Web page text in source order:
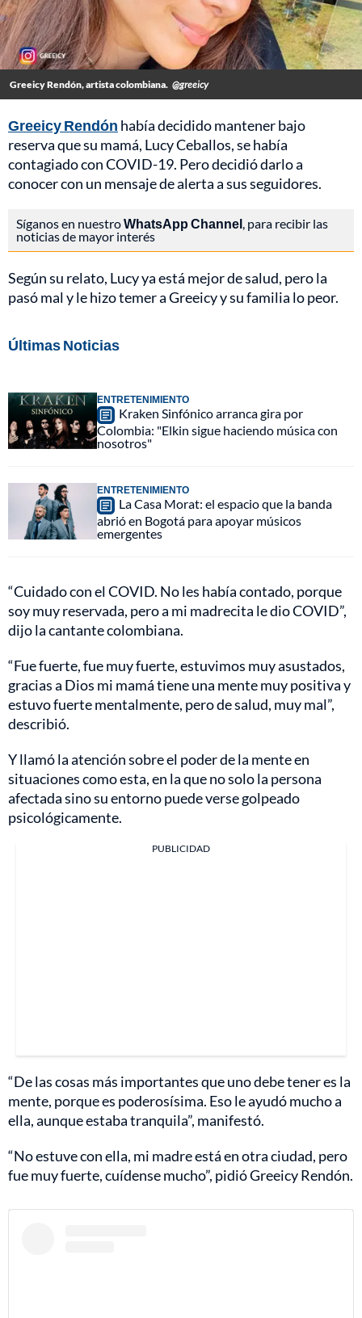
Greeicy Rendón, artista colombiana. @greeicy
Greeicy Rendón había decidido mantener bajo
reserva que su mamá, Lucy Ceballos, se había
contagiado con COVID-19. Pero decidió darlo a
conocer con un mensaje de alerta a sus seguidores.
Síganos en nuestroWhatsApp Channel, para recibir las
noticias de mayor interés
Según su relato, Lucy ya está mejor de salud, pero la
pasó mal y le hizo temer a Greeicy y su familia lo peor.
Últimas Noticias
ENTRETENIMIENTO
Kraken Sinfónico arranca gira por
Colombia: "Elkin sigue haciendo música con
nosotros"
ENTRETENIMIENTO
La Casa Morat: el espacio que la banda
abrió en Bogotá para apoyar músicos
emergentes
“Cuidado con el COVID. No les había contado, porque
soy muy reservada, pero a mi madrecita le dio COVID”,
dijo la cantante colombiana.
“Fue fuerte, fue muy fuerte, estuvimos muy asustados,
gracias a Dios mi mamá tiene una mente muy positiva y
estuvo fuerte mentalmente, pero de salud, muy mal”,
describió.
Y llamó la atención sobre el poder de la mente en
situaciones como esta, en la que no solo la persona
afectada sino su entorno puede verse golpeado
psicológicamente.
PUBLICIDAD
“De las cosas más importantes que uno debe tener es la
mente, porque es poderosísima. Eso le ayudó mucho a
ella, aunque estaba tranquila”, manifestó.
“No estuve con ella, mi madre está en otra ciudad, pero
fue muy fuerte, cuídense mucho”, pidió Greeicy Rendón.